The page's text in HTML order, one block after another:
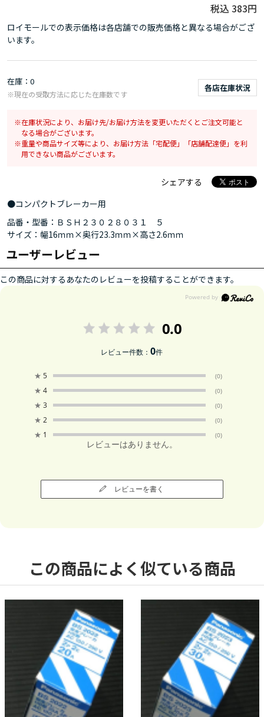
383円
ロイモールでの表示価格は各店舗での販売価格と異なる場合がござ
います。
在庫 0
各店在庫状況
※現在の受取方法に応じた在庫数です
在庫状況により、お届け先/お届け方法を変更いただくとご注文可能と
なる場合がございます。
重量や商品サイズ等により、お届け方法「宅配便」「店舗配達便」を利
用できない商品がございます。
シェアする
●コンパクトブレーカー用
品番・型番：ＢＳＨ２３０２８０３１ ５
サイズ：幅16ｍｍ×奥行23.3ｍｍ×高さ2.6ｍｍ
ユーザーレビュー
この商品に対するあなたのレビューを投稿することができます。
0.0
レビュー件数：0件
★ 5 (0)
★ 4 (0)
★ 3 (0)
★ 2 (0)
★ 1 (0)
レビューはありません。
レビューを書く
この商品によく似ている商品